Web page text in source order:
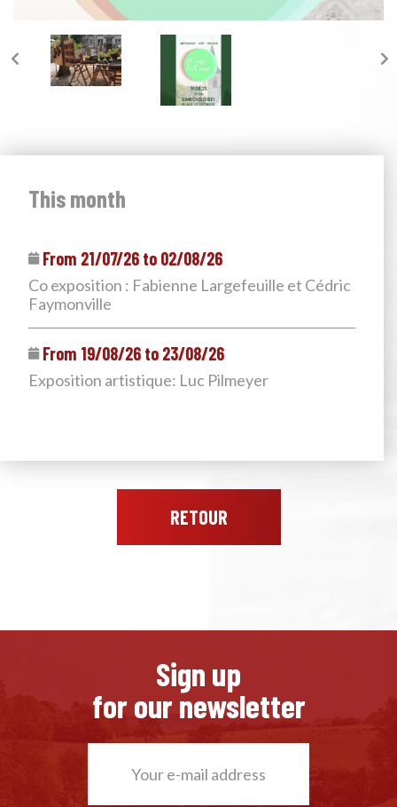
This month
From 21/07/26 to 02/08/26
Co exposition : Fabienne Largefeuille et Cédric
Faymonville
From 19/08/26 to 23/08/26
Exposition artistique: Luc Pilmeyer
RETOUR
Sign up
for our newsletter